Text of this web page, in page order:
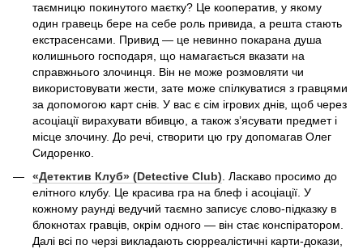
таємницю покинутого маєтку? Це кооператив, у якому
один гравець бере на себе роль привида, а решта стають
екстрасенсами. Привид — це невинно покарана душа
колишнього господаря, що намагається вказати на
справжнього злочинця. Він не може розмовляти чи
використовувати жести, зате може спілкуватися з гравцями
за допомогою карт снів. У вас є сім ігрових днів, щоб через
асоціації вирахувати вбивцю, а також з’ясувати предмет і
місце злочину. До речі, створити цю гру допомагав Олег
Сидоренко.
«Детектив Клуб» (Detective Club) . Ласкаво просимо до
елітного клубу. Це красива гра на блеф і асоціації. У
кожному раунді ведучий таємно записує слово-підказку в
блокнотах гравців, окрім одного — він стає конспіратором.
Далі всі по черзі викладають сюрреалістичні карти-докази,